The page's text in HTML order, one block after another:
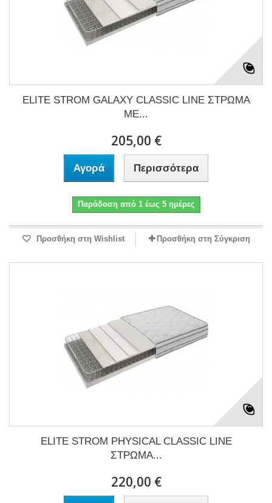
ELITE STROM GALAXY CLASSIC LINE ΣΤΡΩΜΑ
ΜΕ...
205,00 €
Αγορά Περισσότερα
Παράδοση από 1 έως 5 ημέρες
Προσθήκη στη Wishlist Προσθήκη στη Σύγκριση
ELITE STROM PHYSICAL CLASSIC LINE
ΣΤΡΩΜΑ...
220,00 €